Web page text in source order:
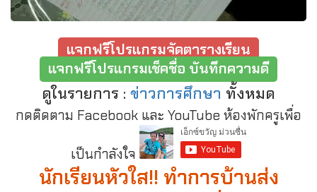
แจกฟรีโปรแกรมจัดตารางเรียน
แจกฟรีโปรแกรมเช็คชื่อ บันทึกความดี
ดูในรายการ : ข่าวการศึกษา ทั้งหมด
กดติดตาม Facebook และ YouTube ห้องพักครูเพื่อ
เป็นกำลังใจ
นักเรียนหัวใส!! ทำการบ้านส่ง